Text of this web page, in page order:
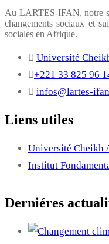
Au LARTES-IFAN, notre
changements sociaux et
sociales en Afrique.
Université
+221 33 825 96
infos@lartes-
Liens utiles
Université Cheikh
Institut
Derniéres